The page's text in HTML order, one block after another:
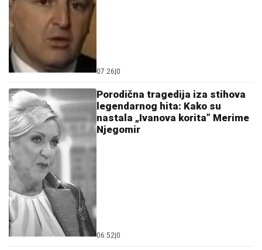
07:26 0
Porodična tragedija iza stihova
legendarnog hita: Kako su
nastala „Ivanova korita” Merime
Njegomir
06:52 0